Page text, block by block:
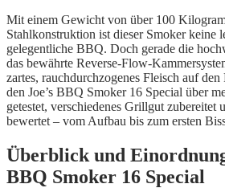
Mit einem Gewicht von über 100
Stahlkonstruktion ist dieser Smoker keine
gelegentliche BBQ. Doch gerade die
das bewährte Reverse-Flow-
zartes, rauchdurchzogenes Fleisch auf
den Joe’s BBQ Smoker 16 Special über
getestet, verschiedenes Grillgut zubereitet
bewertet – vom Aufbau bis zum ersten
Überblick und
BBQ Smoker 16 Special